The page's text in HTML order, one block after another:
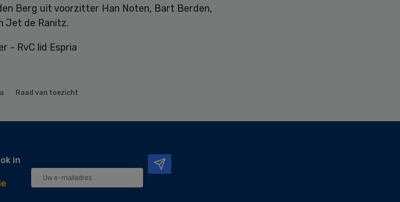
Berg uit voorzitter Han Noten, Bart Berden,
Jet de Ranitz.
Raad van toezicht
in